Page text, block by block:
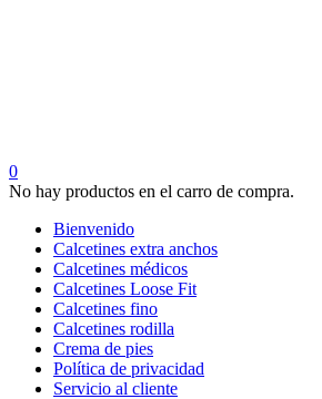
0
No hay productos en el carro de compra.
Bienvenido
Calcetines extra anchos
Calcetines médicos
Calcetines Loose Fit
Calcetines fino
Calcetines rodilla
Crema de pies
Política de privacidad
Servicio al cliente